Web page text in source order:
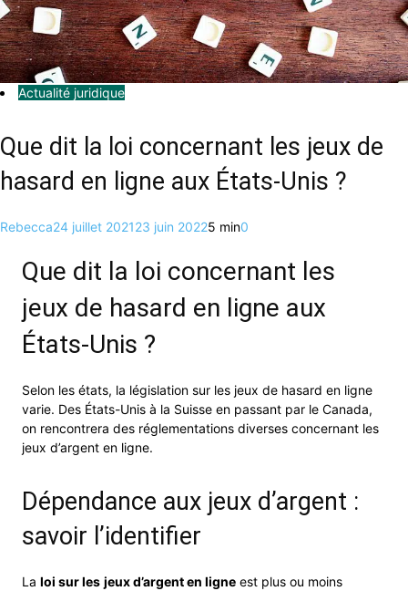
Actualité juridique
Que dit la loi concernant les jeux de
hasard en ligne aux États-Unis ?
Rebecca24 juillet 202123 juin 20225 min0
Que dit la loi concernant les
jeux de hasard en ligne aux
États-Unis ?
Selon les états, la législation sur les jeux de hasard en ligne
varie. Des États-Unis à la Suisse en passant par le Canada,
on rencontrera des réglementations diverses concernant les
jeux d’argent en ligne.
Dépendance aux jeux d’argent :
savoir l’identifier
La loi sur les jeux d’argent en ligne est plus ou moins